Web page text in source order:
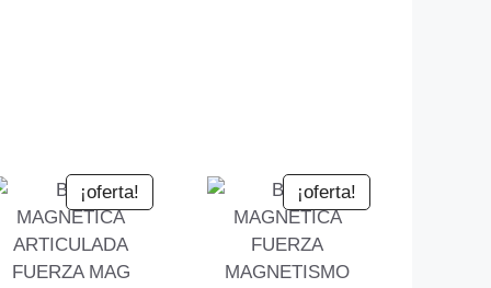
¡oferta! ¡oferta!